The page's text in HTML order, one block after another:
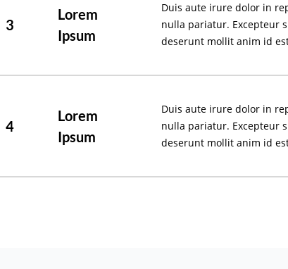
3
Lorem
Ipsum
Duis aute irure dolor in
nulla pariatur. Excepteur
deserunt mollit anim id
4
Lorem
Ipsum
Duis aute irure dolor in
nulla pariatur. Excepteur
deserunt mollit anim id